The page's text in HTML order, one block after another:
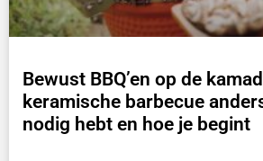
Bewust BBQ’en op de
keramische barbecue
nodig hebt en hoe je begint